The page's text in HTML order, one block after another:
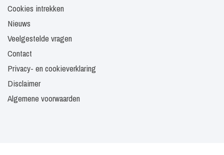
Cookies intrekken
Nieuws
Veelgestelde vragen
Contact
Privacy- en cookieverklaring
Disclaimer
Algemene voorwaarden